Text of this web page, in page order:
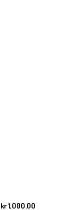
kr1,000.00